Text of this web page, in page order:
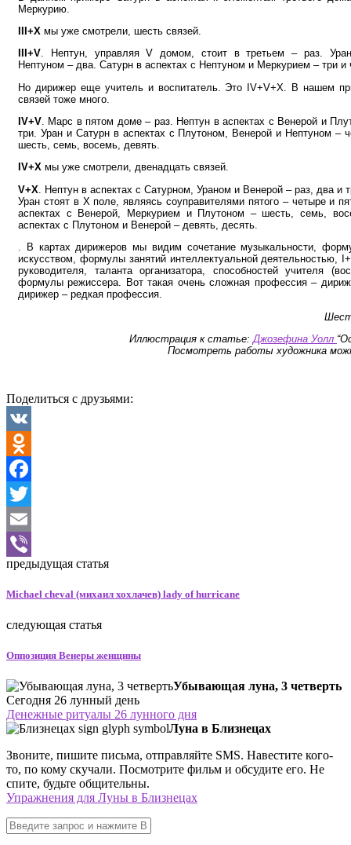
Меркурию.
III+X мы уже смотрели, шесть связей.
III+V. Нептун, управляя V домом, стоит в третьем – раз.
Нептуном – два. Сатурн в аспектах с Нептуном и Меркурием – три и
Но дирижер еще учитель и воспитатель. Это IV+V+X. В нашем
связей тоже много.
IV+V . Марс в пятом доме – раз. Нептун в аспектах с Венерой и
три. Уран и Сатурн в аспектах с Плутоном, Венерой и Нептуном –
шесть, семь, восемь, девять.
IV+X мы уже смотрели, двенадцать связей.
V+X . Нептун в аспектах с Сатурном, Ураном и Венерой – раз, два и
Уран стоят в Х поле, являясь соуправителями пятого – четыре и
аспектах с Венерой, Меркурием и Плутоном – шесть, семь,
аспектах с Плутоном и Венерой – девять, десять.
. В картах дирижеров мы видим сочетание музыкальности,
искусством, формулы занятий интеллектуальной деятельностью,
руководителя, таланта организатора, способностей учителя
формулы режиссера. Вот такая очень сложная профессия –
дирижер – редкая профессия.
Иллюстрация к статье:Джозефина Уолл
Посмотреть работы художника
Поделиться с друзьями:
VK
Odnoklassniki
Facebook
Twitter
Email
Viber
предыдущая статья
Michael cheval (михаил хохлачев) lady of hurricane
следующая статья
Оппозиция Венеры женщины
Убывающая луна, 3 четверть
Сегодня 26 лунный день
Денежные ритуалы 26 лунного дня
Луна в Близнецах
Звоните, пишите письма, отправляйте SMS. Навестите кого-
то, по кому скучали. Посмотрите фильм и обсудите его. Не
спите, будьте общительны.
Упражнения для Луны в Близнецах